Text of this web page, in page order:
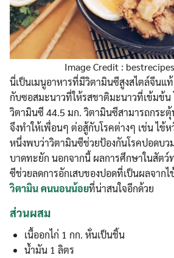
Image Credit :
นี่เป็นเมนูอาหารที่มีวิตามินซีสูงสไตล์จีนแ
กับซอสมะนาวที่ให้รสชาติมะนาวที่เข้มข้น
วิตามินซี 44.5 มก. วิตามินซีสามารถกระ
จึงทำให้เพื่อนๆ ต่อสู้กับโรคต่างๆ เช่น ไข้
หนึ่งพบว่าวิตามินซีช่วยป้องกันโรคปอดบว
บาดทะยัก นอกจากนี้ ผลการศึกษาในสัตว์
ซีช่วยลดการอักเสบของปอดที่เป็นผลจากไ
วิตามิน คนนอนน้อยที่น่าสนใจอีกด้วย
ส่วนผสม
เนื้ออกไก่ 1 กก. หั่นเป็นชิ้น
น้ำมัน 1 ลิตร